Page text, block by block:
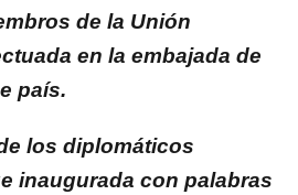
de la Unión
en la embajada de
país.
los diplomáticos
inaugurada con palabras